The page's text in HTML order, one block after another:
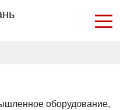
оборудование,